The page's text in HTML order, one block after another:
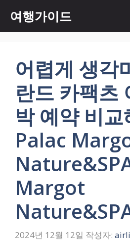
츠
여행가이드
어렵게 생각
란드 카팩츠
박 예약 비
Palac
Margot
2024년 12월 12일 작성자: